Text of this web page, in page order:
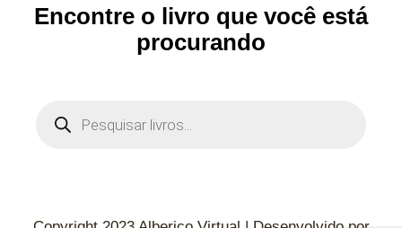
Encontre o livro que você está
procurando